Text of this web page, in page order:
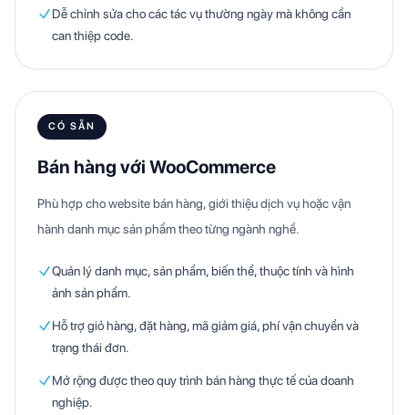
Dễ chỉnh sửa cho các tác vụ thường ngày mà không cần
can thiệp code.
CÓ SẴN
Bán hàng với WooCommerce
Phù hợp cho website bán hàng, giới thiệu dịch vụ hoặc vận
hành danh mục sản phẩm theo từng ngành nghề.
Quản lý danh mục, sản phẩm, biến thể, thuộc tính và hình
ảnh sản phẩm.
Hỗ trợ giỏ hàng, đặt hàng, mã giảm giá, phí vận chuyển và
trạng thái đơn.
Mở rộng được theo quy trình bán hàng thực tế của doanh
nghiệp.